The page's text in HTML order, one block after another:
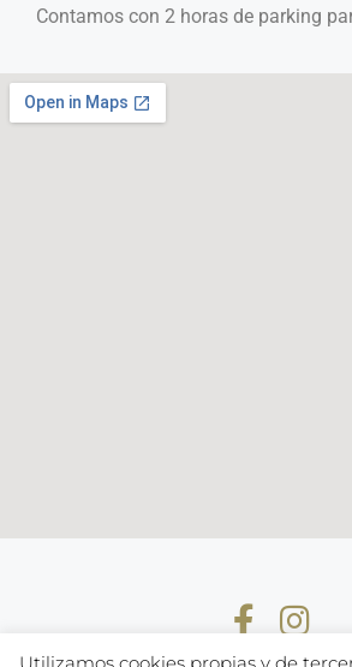
Contamos con 2 horas de parking
Utilizamos cookies propias y de